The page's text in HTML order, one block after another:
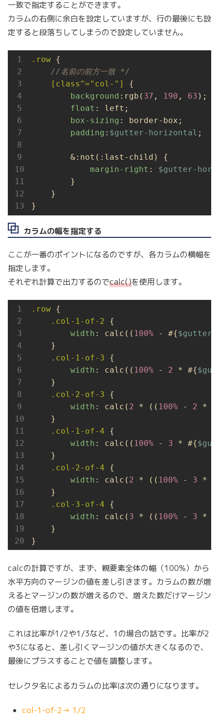
一致で指定することができます。
カラムの右側に余白を設定していますが、行の最後にも設
定すると段落ちしてしまうので設定していません。
.row {
//名前の前方一致 */
[class^="col-"]
{
background :rgb( 37 , 190 , 63 );
float : left;
box-sizing : border-box;
padding : $gutter-horizontal ;
        &:not(:last-child) {
margin-right : $gutter-
        }
    }
}
カラムの幅を指定する
ここが一番のポイントになるのですが、各カラムの横幅を
指定します。
それぞれ計算で出力するのでcalc()を使用します。
.row {
.col-1-of-2 {
width : calc(( 100% - #{
    }
.col-1-of-3 {
width : calc(( 100% - 2 * #{
    }
.col-2-of-3 {
width : calc( 2 * (( 100% - 2 *
    }
.col-1-of-4 {
width : calc(( 100% - 3 * #{
    }
.col-2-of-4 {
width : calc( 2 * (( 100% - 3 *
    }
.col-3-of-4 {
width : calc( 3 * (( 100% - 3 *
    }
}
calcの計算ですが、まず、親要素全体の幅（100%）から
水平方向のマージンの値を差し引きます。カラムの数が増
えるとマージンの数が増えるので、増えた数だけマージン
の値を倍増します。
これは比率が1/2や1/3など、1の場合の話です。比率が2
や3になると、差し引くマージンの値が大きくなるので、
最後にプラスすることで値を調整します。
セレクタ名によるカラムの比率は次の通りになります。
col-1-of-2→ 1/2